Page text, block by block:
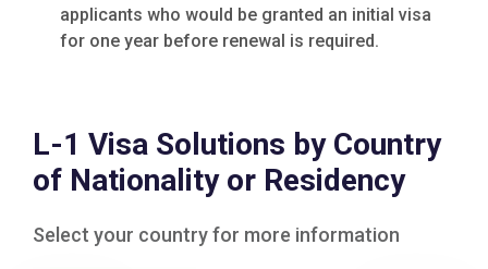
applicants who would be granted an initial visa
for one year before renewal is required.
L-1 Visa Solutions by Country
of Nationality or Residency
Select your country for more information